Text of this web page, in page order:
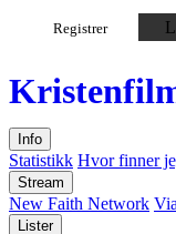
Registrer
Kristen
Info
Statistikk Hvor finner
Stream
New Faith Network
Lister